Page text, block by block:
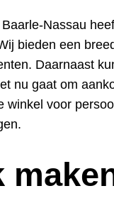
Nassau
bieden een
Daarnaast
nu gaat om
winkel voor